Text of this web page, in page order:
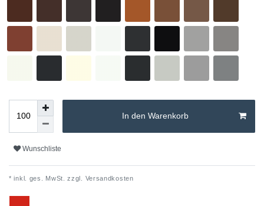
In den Warenkorb
Wunschliste
* inkl. ges. MwSt. zzgl. Versandkosten